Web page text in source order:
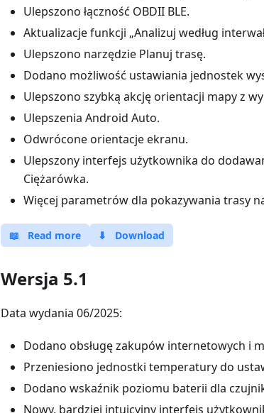
Ulepszono łączność OBDII BLE.
Aktualizacje funkcji „Analizuj według
Ulepszono narzędzie Planuj trasę.
Dodano możliwość ustawiania jednostek
Ulepszono szybką akcję orientacji mapy z
Ulepszenia Android Auto.
Odwrócone orientacje ekranu.
Ulepszony interfejs użytkownika do
Ciężarówka.
Więcej parametrów dla pokazywania trasy
📖 Read more ⬇ Download
Wersja 5.1
Data wydania 06/2025:
Dodano obsługę zakupów internetowych i
Przeniesiono jednostki temperatury do
Dodano wskaźnik poziomu baterii dla
Nowy, bardziej intuicyjny interfejs